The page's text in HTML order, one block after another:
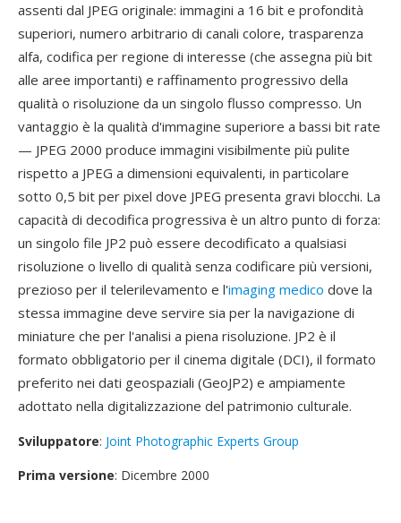
assenti dal JPEG originale: immagini a 16 bit e profondità
superiori, numero arbitrario di canali colore, trasparenza
alfa, codifica per regione di interesse (che assegna più bit
alle aree importanti) e raffinamento progressivo della
qualità o risoluzione da un singolo flusso compresso. Un
vantaggio è la qualità d'immagine superiore a bassi bit rate
— JPEG 2000 produce immagini visibilmente più pulite
rispetto a JPEG a dimensioni equivalenti, in particolare
sotto 0,5 bit per pixel dove JPEG presenta gravi blocchi. La
capacità di decodifica progressiva è un altro punto di forza:
un singolo file JP2 può essere decodificato a qualsiasi
risoluzione o livello di qualità senza codificare più versioni,
prezioso per il telerilevamento e l'imaging medico dove la
stessa immagine deve servire sia per la navigazione di
miniature che per l'analisi a piena risoluzione. JP2 è il
formato obbligatorio per il cinema digitale (DCI), il formato
preferito nei dati geospaziali (GeoJP2) e ampiamente
adottato nella digitalizzazione del patrimonio culturale.
Sviluppatore: Joint Photographic Experts Group
Prima versione: Dicembre 2000